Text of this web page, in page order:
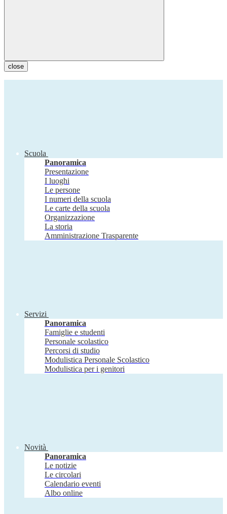
close
Scuola
Panoramica
Presentazione
I luoghi
Le persone
I numeri della scuola
Le carte della scuola
Organizzazione
La storia
Amministrazione Trasparente
Servizi
Panoramica
Famiglie e studenti
Personale scolastico
Percorsi di studio
Modulistica Personale Scolastico
Modulistica per i genitori
Novità
Panoramica
Le notizie
Le circolari
Calendario eventi
Albo online